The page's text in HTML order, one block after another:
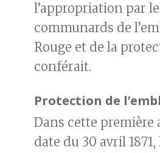
l’appropriation par
communards de
Rouge et de la
conférait.
Protection de
Dans cette première
date du 30 avril